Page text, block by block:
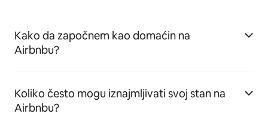
Kako da započnem kao domaćin na
Airbnbu?
Koliko često mogu iznajmljivati svoj stan na
Airbnbu?